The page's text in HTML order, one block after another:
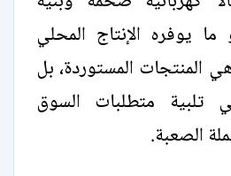
يوفره الإنتاج المحلي
المنتجات المستوردة، بل
تلبية متطلبات السوق
الصعبة.